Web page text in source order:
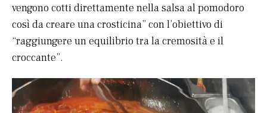
vengono cotti direttamente nella salsa al pomodoro
così da creare una crosticina” con l’obiettivo di
“raggiungere un equilibrio tra la cremosità e il
croccante”.